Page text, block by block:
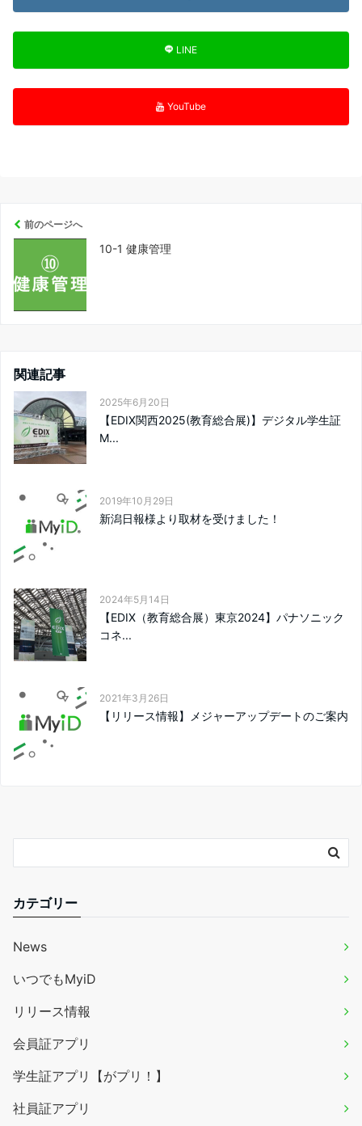
LINE
YouTube
前のページへ
10-1 健康管理
関連記事
2025年6月20日
【EDIX関西2025(教育総合展)】デジタル学生証
M...
2019年10月29日
新潟日報様より取材を受けました！
2024年5月14日
【EDIX（教育総合展）東京2024】パナソニック
コネ...
2021年3月26日
【リリース情報】メジャーアップデートのご案内
カテゴリー
News
いつでもMyiD
リリース情報
会員証アプリ
学生証アプリ【がプリ！】
社員証アプリ